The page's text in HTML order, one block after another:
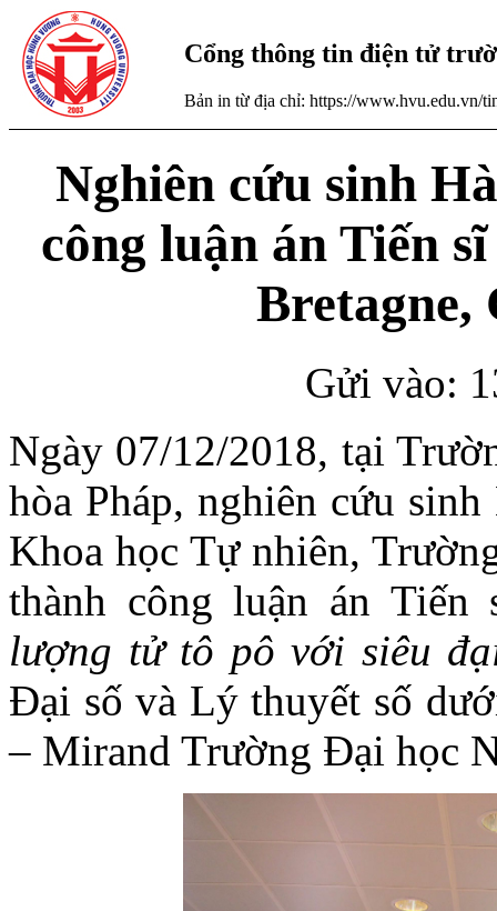
Cổng thông tin điện tử
Bản in từ địa chỉ: https://www.hvu.edu.vn/
Nghiên cứu sinh
công luận án Tiến
Bretagne,
Gửi vào:
Ngày 07/12/2018, tại
hòa Pháp, nghiên cứu
Khoa học Tự nhiên,
thành công luận án
lượng tử tô pô với siêu
Đại số và Lý thuyết số
– Mirand Trường Đại học